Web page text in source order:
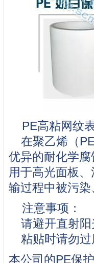
PE高粘网纹
在聚乙烯（
优异的耐化学
用于高光面板
输过程中被污
注意事项：
请避开直射阳
粘贴时请勿过
本公司的PE保